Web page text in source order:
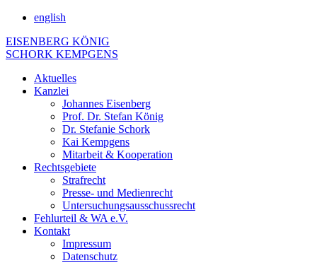
english
EISENBERG KÖNIG
SCHORK KEMPGENS
Aktuelles
Kanzlei
Johannes Eisenberg
Prof. Dr. Stefan König
Dr. Stefanie Schork
Kai Kempgens
Mitarbeit & Kooperation
Rechtsgebiete
Strafrecht
Presse- und Medienrecht
Untersuchungsausschussrecht
Fehlurteil & WA e.V.
Kontakt
Impressum
Datenschutz